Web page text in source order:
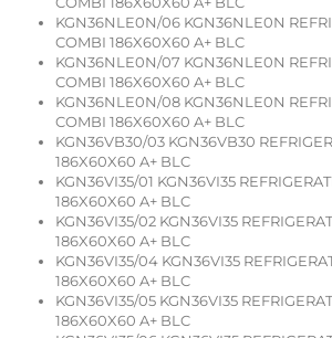
KGN36NLE0N/06 KGN36NLE0N
COMBI 186X60X60 A+ BLC
KGN36NLE0N/07 KGN36NLE0N
COMBI 186X60X60 A+ BLC
KGN36NLE0N/08 KGN36NLE0N
COMBI 186X60X60 A+ BLC
KGN36VB30/03 KGN36VB30
186X60X60 A+ BLC
KGN36VI35/01 KGN36VI35
186X60X60 A+ BLC
KGN36VI35/02 KGN36VI35
186X60X60 A+ BLC
KGN36VI35/04 KGN36VI35
186X60X60 A+ BLC
KGN36VI35/05 KGN36VI35
186X60X60 A+ BLC